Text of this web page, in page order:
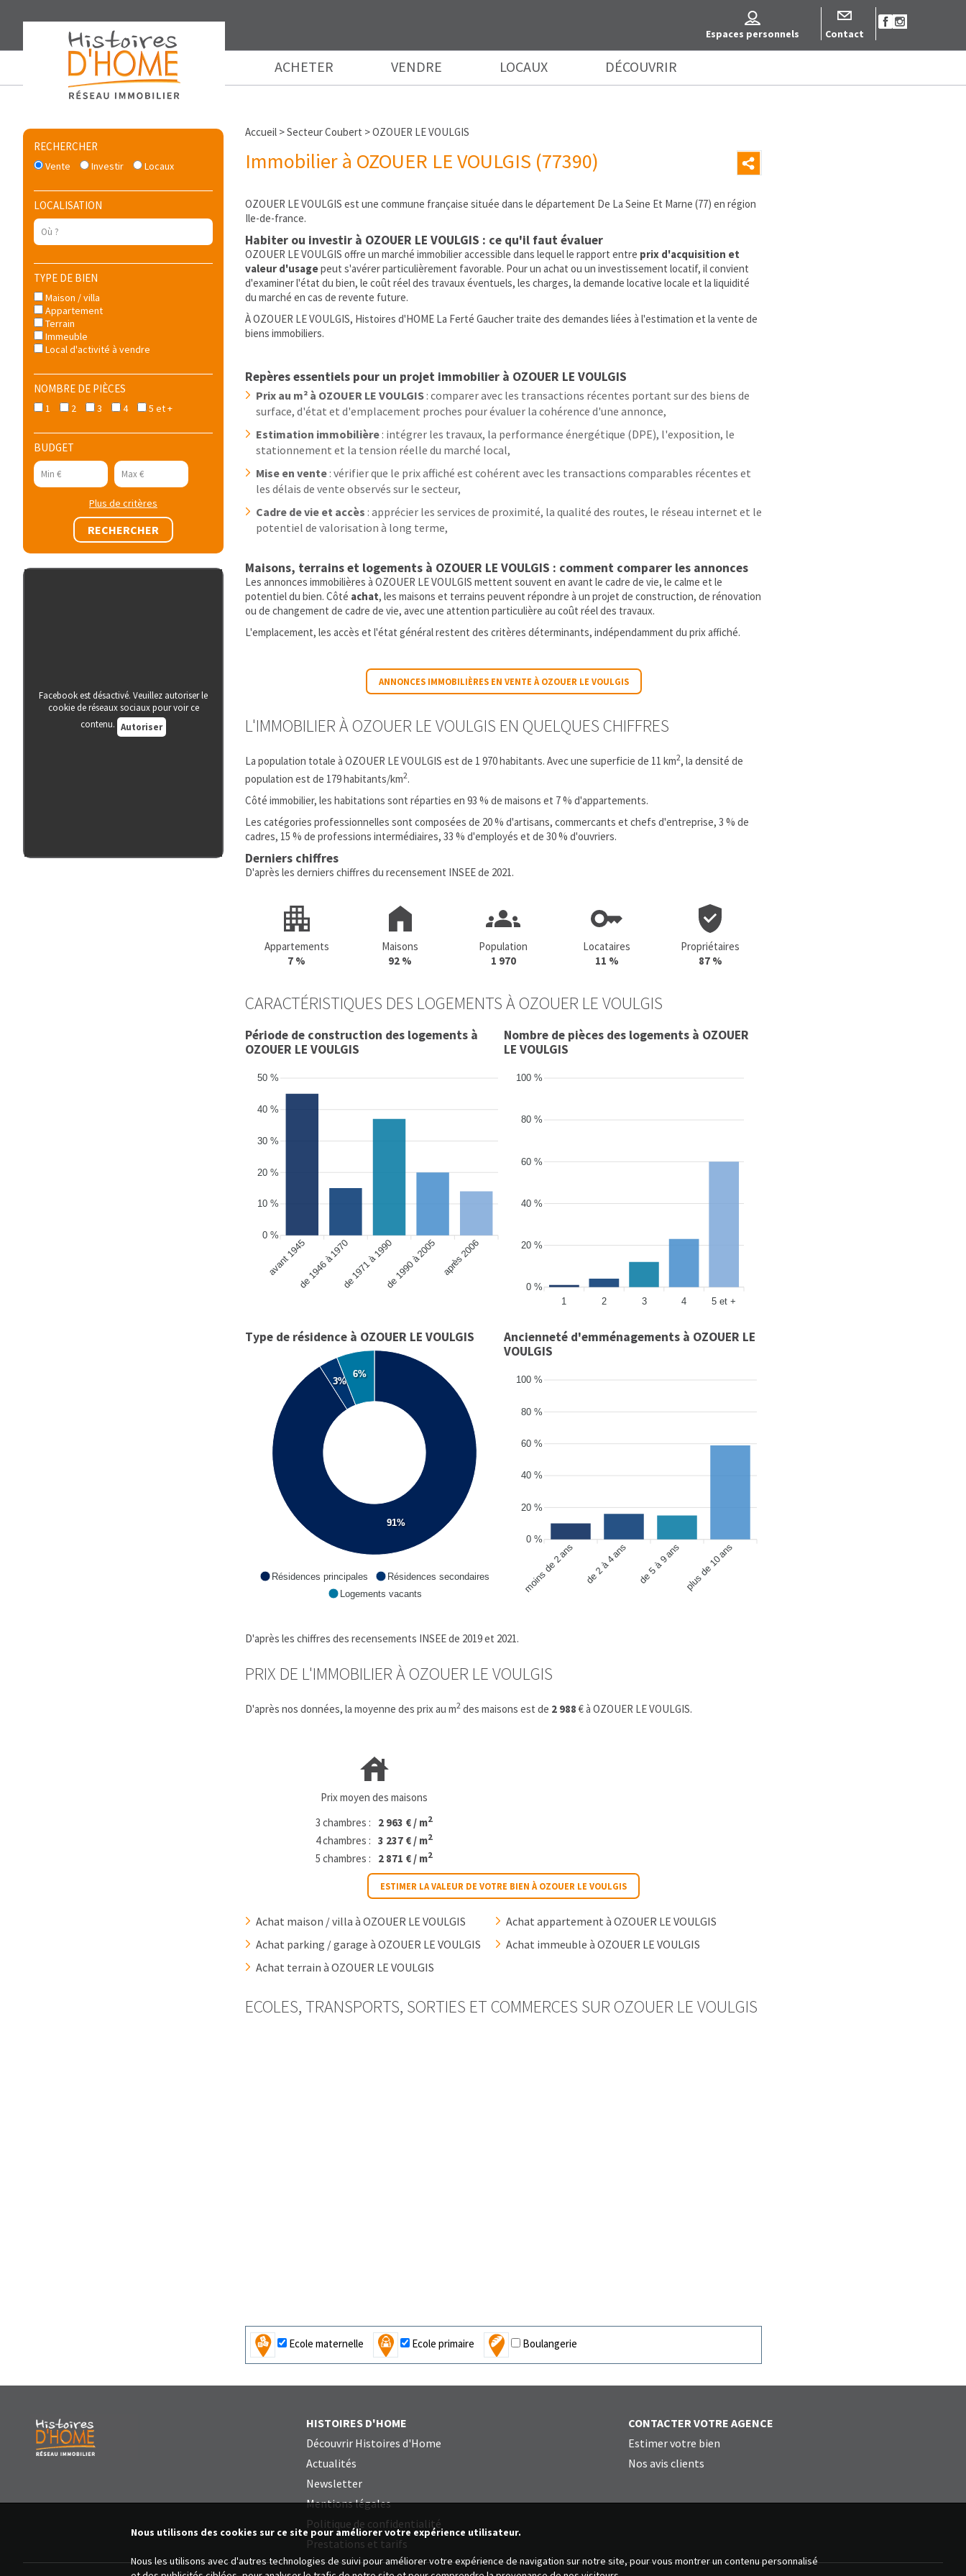
Contact
Espaces personnels
ACHETER VENDRE LOCAUX DÉCOUVRIR
RECHERCHER
Vente Investir Locaux
LOCALISATION
TYPE DE BIEN
Maison / villa
Appartement
Terrain
Immeuble
Local d'activité à vendre
NOMBRE DE PIÈCES
1 2 3 4 5 et +
BUDGET
Plus de critères
Facebook est désactivé. Veuillez autoriser le
cookie de réseaux sociaux pour voir ce
contenu. Autoriser
Accueil >Secteur Coubert >OZOUER LE VOULGIS
Immobilier à OZOUER LE VOULGIS (77390)
OZOUER LE VOULGIS est une commune française située dans le département De La Seine Et Marne (77) en région
Ile-de-france.
Habiter ou investir à OZOUER LE VOULGIS : ce qu'il faut évaluer
OZOUER LE VOULGIS offre un marché immobilier accessible dans lequel le rapport entre prix d'acquisition et
valeur d'usagepeut s'avérer particulièrement favorable. Pour un achat ou un investissement locatif, il convient
d'examiner l'état du bien, le coût réel des travaux éventuels, les charges, la demande locative locale et la liquidité
du marché en cas de revente future.
À OZOUER LE VOULGIS, Histoires d'HOME La Ferté Gaucher traite des demandes liées à l'estimation et la vente de
biens immobiliers.
Repères essentiels pour un projet immobilier à OZOUER LE VOULGIS
Prix au m² à OZOUER LE VOULGIS : comparer avec les transactions récentes portant sur des biens de
surface, d'état et d'emplacement proches pour évaluer la cohérence d'une annonce,
Estimation immobilière : intégrer les travaux, la performance énergétique (DPE), l'exposition, le
stationnement et la tension réelle du marché local,
Mise en vente : vérifier que le prix affiché est cohérent avec les transactions comparables récentes et
les délais de vente observés sur le secteur,
Cadre de vie et accès : apprécier les services de proximité, la qualité des routes, le réseau internet et le
potentiel de valorisation à long terme,
Maisons, terrains et logements à OZOUER LE VOULGIS : comment comparer les annonces
Les annonces immobilières à OZOUER LE VOULGIS mettent souvent en avant le cadre de vie, le calme et le
potentiel du bien. Côté achat, les maisons et terrains peuvent répondre à un projet de construction, de rénovation
ou de changement de cadre de vie, avec une attention particulière au coût réel des travaux.
L'emplacement, les accès et l'état général restent des critères déterminants, indépendamment du prix affiché.
ANNONCES IMMOBILIÈRES EN VENTE À OZOUER LE VOULGIS
L'IMMOBILIER À OZOUER LE VOULGIS EN QUELQUES CHIFFRES
La population totale à OZOUER LE VOULGIS est de 1 970 habitants. Avec une superficie de 11 km2, la densité de
population est de 179 habitants/km2.
Côté immobilier, les habitations sont réparties en 93 % de maisons et 7 % d'appartements.
Les catégories professionnelles sont composées de 20 % d'artisans, commercants et chefs d'entreprise, 3 % de
cadres, 15 % de professions intermédiaires, 33 % d'employés et de 30 % d'ouvriers.
Derniers chiffres
D'après les derniers chiffres du recensement INSEE de 2021.
Appartements
7 %
Maisons
92 %
Population
1 970
Locataires
11 %
Propriétaires
87 %
CARACTÉRISTIQUES DES LOGEMENTS À OZOUER LE VOULGIS
Période de construction des logements à
OZOUER LE VOULGIS
50 %
40 %
30 %
20 %
10 %
0 %
avant 1945de 1946 à 1970de 1971 à 1990de 1990 à 2005 après 2006
Nombre de pièces des logements à OZOUER
LE VOULGIS
100 %
80 %
60 %
40 %
20 %
0 %
1
2 3 4 5 et +
Type de résidence à OZOUER LE VOULGIS
91%
3%
6%
Résidences principales
Résidences secondaires
Logements vacants
Ancienneté d'emménagements à OZOUER LE
VOULGIS
100 %
80 %
60 %
40 %
20 %
0 %
moins de 2 ans de 2 à 4 ans de 5 à 9 ans plus de 10 ans
D'après les chiffres des recensements INSEE de 2019 et 2021.
PRIX DE L'IMMOBILIER À OZOUER LE VOULGIS
D'après nos données, la moyenne des prix au m2 des maisons est de 2 988€ à OZOUER LE VOULGIS.
Prix moyen des maisons
3 chambres :
2 963 € / m2
4 chambres : 3 237 € / m2
5 chambres : 2 871 € / m2
ESTIMER LA VALEUR DE VOTRE BIEN À OZOUER LE VOULGIS
Achat maison / villa à OZOUER LE VOULGIS
Achat appartement à OZOUER LE VOULGIS
Achat parking / garage à OZOUER LE VOULGIS
Achat immeuble à OZOUER LE VOULGIS
Achat terrain à OZOUER LE VOULGIS
ECOLES, TRANSPORTS, SORTIES ET COMMERCES SUR OZOUER LE VOULGIS
Ecole maternelle Ecole primaire Boulangerie
HISTOIRES D'HOME
Découvrir Histoires d'Home
Actualités
Newsletter
Mentions légales
Politique de confidentialité
Prestations et tarifs
CONTACTER VOTRE AGENCE
Estimer votre bien
Nos avis clients
Nous utilisons des cookies sur ce site pour améliorer votre expérience utilisateur.
Nous les utilisons avec d'autres technologies de suivi pour améliorer votre expérience de navigation sur notre site, pour vous montrer un contenu personnalisé